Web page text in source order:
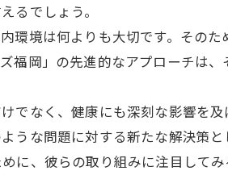
るでしょう。
環境は何よりも大切です。その
福岡」の先進的なアプローチは
でなく、健康にも深刻な影響を
うな問題に対する新たな解決策
に、彼らの取り組みに注目してみ